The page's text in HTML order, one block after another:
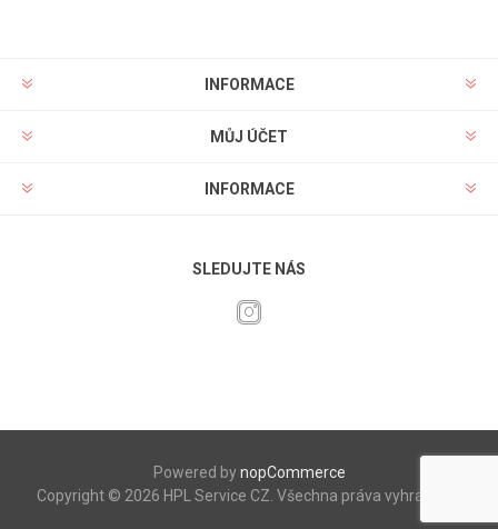
INFORMACE
MŮJ ÚČET
INFORMACE
SLEDUJTE NÁS
Powered bynopCommerce
Copyright © 2026 HPL Service CZ. Všechna práva vyhrazena.